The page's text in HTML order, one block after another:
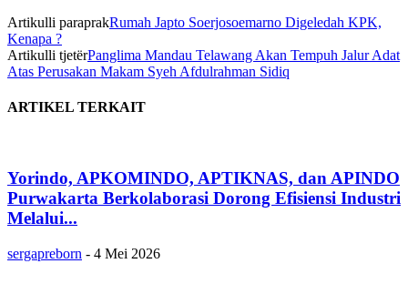
Artikulli paraprakRumah Japto Soerjosoemarno Digeledah KPK,
Kenapa ?
Artikulli tjetërPanglima Mandau Telawang Akan Tempuh Jalur Adat
Atas Perusakan Makam Syeh Afdulrahman Sidiq
ARTIKEL TERKAIT
Yorindo, APKOMINDO, APTIKNAS, dan APINDO
Purwakarta Berkolaborasi Dorong Efisiensi Industri
Melalui...
sergapreborn - 4 Mei 2026